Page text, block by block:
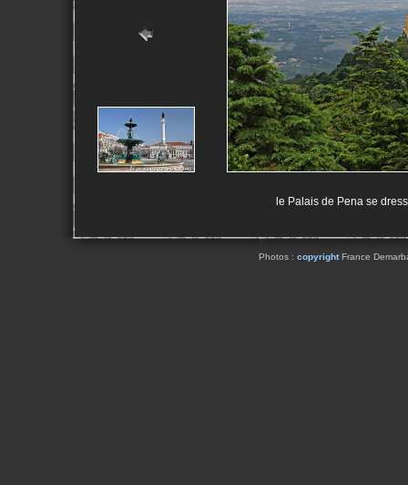
le Palais de Pena se
Photos : copyrightFrance